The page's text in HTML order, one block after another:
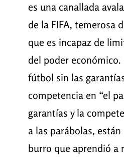
es una canallada
de la FIFA, temerosa
que es incapaz de
del poder
fútbol sin las
competencia en “el
garantías y la
a las parábolas,
burro que aprendió a